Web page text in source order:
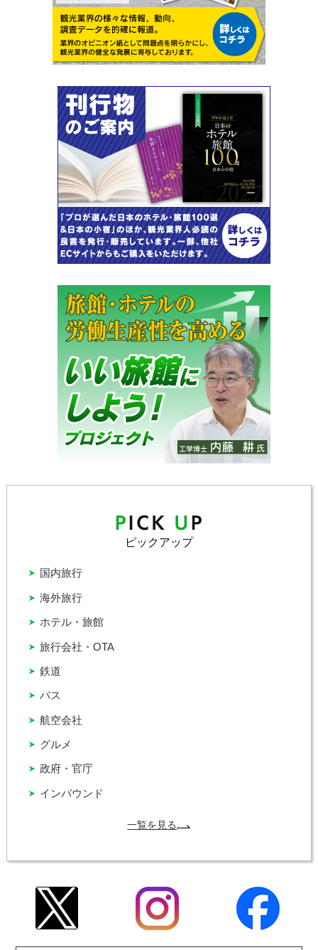
ピックアップ
インバウンド
グルメ
バス
ホテル・旅館
国内旅行
政府・官庁
旅行会社・OTA
海外旅行
航空会社
鉄道
一覧を見る